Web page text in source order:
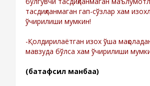
тасдиқланмаган гап-сўзлар хам
ўчирилиши мумкин!
-Қолдирилаётган изох ўша
мавзуда бўлса хам ўчирилиши
(батафсил манбаа)